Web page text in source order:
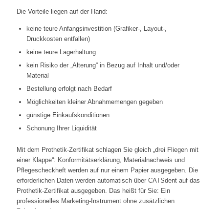
Die Vorteile liegen auf der Hand:
keine teure Anfangsinvestition (Grafiker-, Layout-,
Druckkosten entfallen)
keine teure Lagerhaltung
kein Risiko der „Alterung“ in Bezug auf Inhalt und/oder
Material
Bestellung erfolgt nach Bedarf
Möglichkeiten kleiner Abnahmemengen gegeben
günstige Einkaufskonditionen
Schonung Ihrer Liquidität
Mit dem Prothetik-Zertifikat schlagen Sie gleich „drei Fliegen mit
einer Klappe“: Konformitätserklärung, Materialnachweis und
Pflegescheckheft werden auf nur einem Papier ausgegeben. Die
erforderlichen Daten werden automatisch über CATSdent auf das
Prothetik-Zertifikat ausgegeben. Das heißt für Sie: Ein
professionelles Marketing-Instrument ohne zusätzlichen